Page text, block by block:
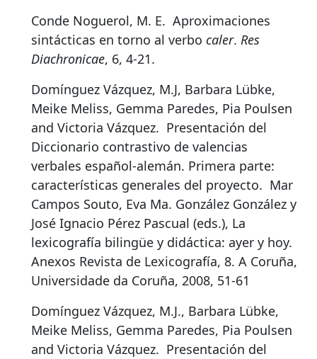
Conde Noguerol, M. E. Aproximaciones
sintácticas en torno al verbo caler. Res
Diachronicae, 6, 4-21.
Domínguez Vázquez, M.J, Barbara Lübke,
Meike Meliss, Gemma Paredes, Pia Poulsen
and Victoria Vázquez. Presentación del
Diccionario contrastivo de valencias
verbales español-alemán. Primera parte:
características generales del proyecto. Mar
Campos Souto, Eva Ma. González González y
José Ignacio Pérez Pascual (eds.), La
lexicografía bilingüe y didáctica: ayer y hoy.
Anexos Revista de Lexicografía, 8. A Coruña,
Universidade da Coruña, 2008, 51-61
Domínguez Vázquez, M.J., Barbara Lübke,
Meike Meliss, Gemma Paredes, Pia Poulsen
and Victoria Vázquez. Presentación del